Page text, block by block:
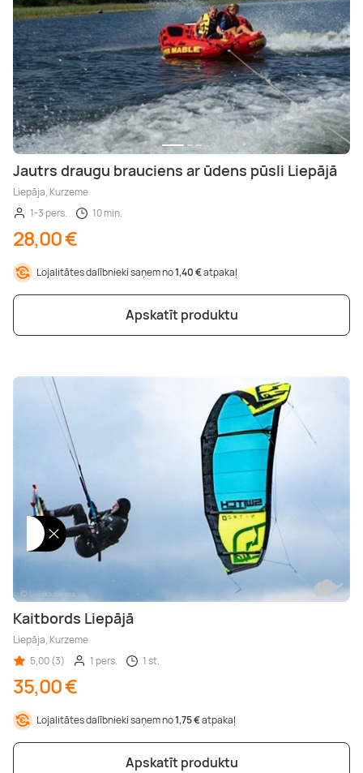
Jautrs draugu brauciens ar ūdens pūsli Liepājā
Liepāja, Kurzeme
1-3 pers.
10 min.
28,00 €
Lojalitātes dalībnieki saņem no1,40 €atpakaļ
Apskatīt produktu
Kaitbords Liepājā
Liepāja, Kurzeme
5,00 (3)
1 pers. 1 st.
35,00 €
Lojalitātes dalībnieki saņem no1,75 €atpakaļ
Apskatīt produktu